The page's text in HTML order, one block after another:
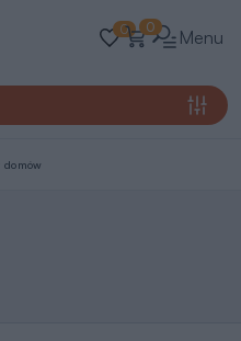
0 0 Menu
domów